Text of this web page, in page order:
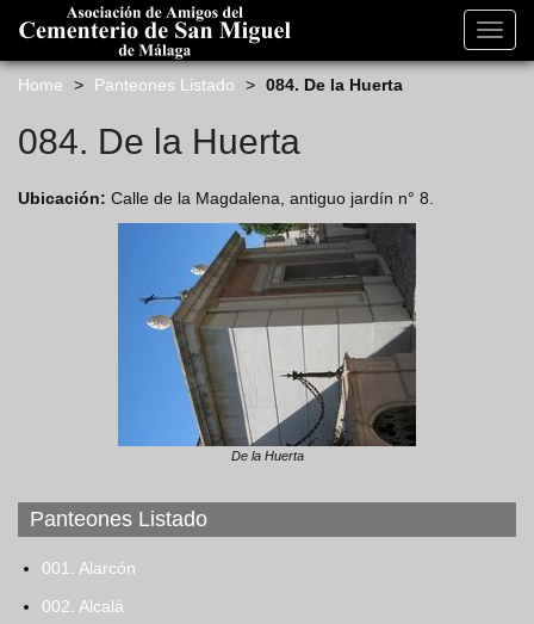
Home
> Panteones Listado > 084. De la Huerta
084. De la Huerta
Ubicación: Calle de la Magdalena, antiguo jardín n° 8.
De la Huerta
Panteones Listado
001. Alarcón
002. Alcalá